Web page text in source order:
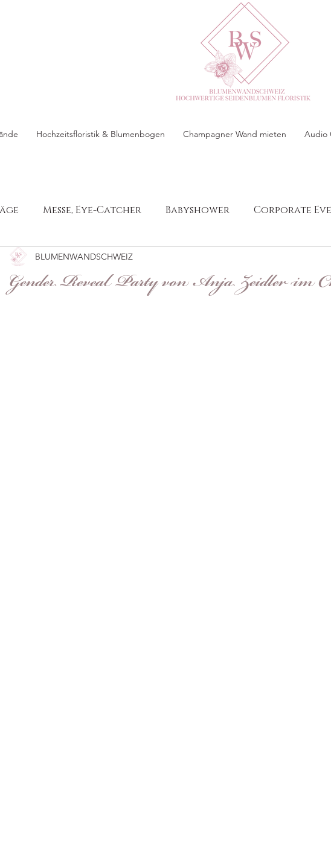
Hochzeitsfloristik & Blumenbogen Champagner Wand mieten Audio
Messe, Eye-Catcher Babyshower Corporate
Weihnachtsdekoration
Gender Reveal Party von Anja Zeidler im
BLUMENWANDSCHWEIZ